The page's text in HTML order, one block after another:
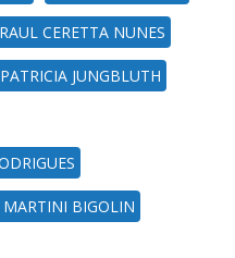
RAUL CERETTA NUNES
PATRICIA JUNGBLUTH
MARTINI BIGOLIN